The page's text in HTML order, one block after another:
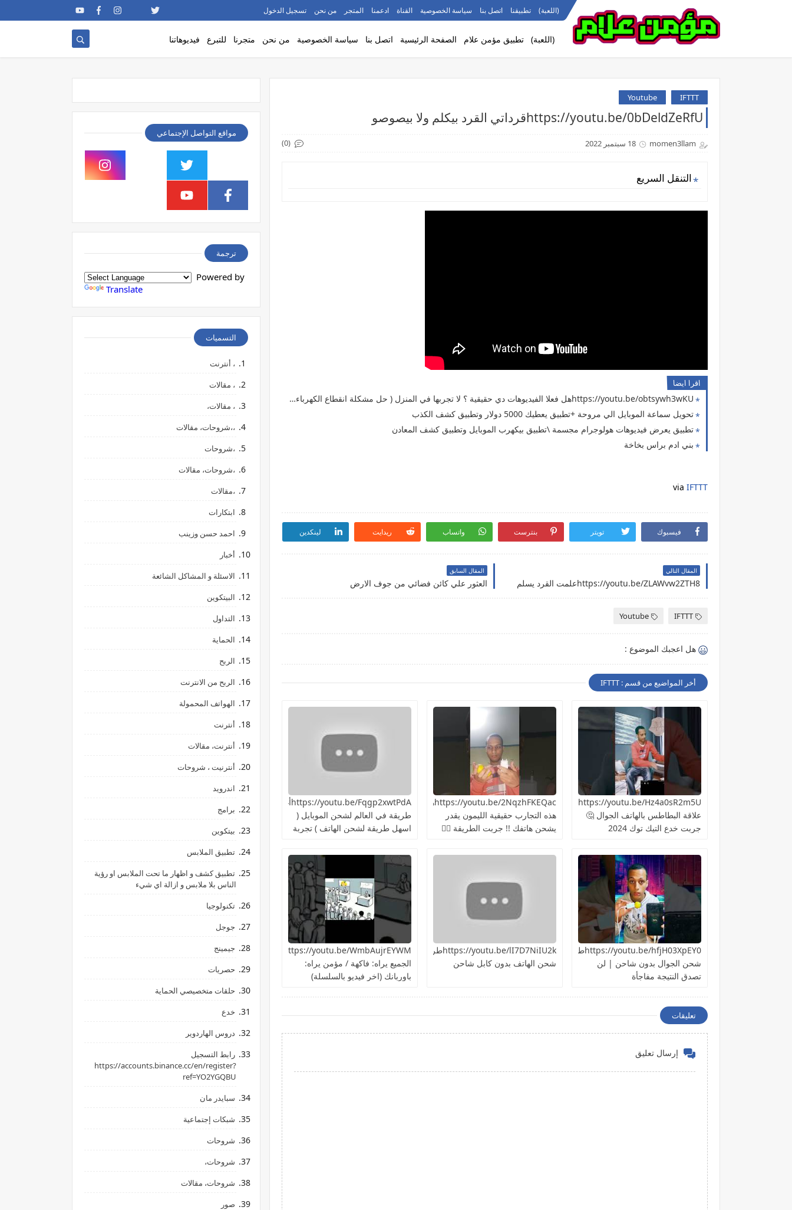
(اللعبة) تطبيقنا اتصل بنا سياسة الخصوصية القناة ادعمنا المتجر من نحن تسجيل الدخول
(اللعبة) تطبيق مؤمن علام الصفحة الرئيسية اتصل بنا سياسة الخصوصية من نحن متجرنا للتبرع فيديوهاتنا
IFTTT
Youtube
https://youtu.be/0bDeldZeRfUقرداتي القرد بيكلم ولا بيصوصو
momen3llam 18 سبتمبر 2022 (0)
التنقل السريع
اقرا ايضا
https://youtu.be/obtsywh3wKUهل فعلا الفيديوهات دي حقيقية ؟ لا تجربها في المنزل ( حل مشكلة انقطاع الكهرباء 9 )
تحويل سماعة الموبايل الي مروحة +تطبيق يعطيك 5000 دولار وتطبيق كشف الكذب
تطبيق يعرض فيديوهات هولوجرام مجسمة \تطبيق بيكهرب الموبايل وتطبيق كشف المعادن
بني ادم براس بخاخة
via IFTTT
فيسبوك تويتر بنترست واتساب ريدايت لينكدين
المقال التالي
https://youtu.be/ZLAWvw2ZTH8علمت القرد يسلم
المقال السابق
العثور علي كائن فضائي من جوف الارض
IFTTT
Youtube
هل اعجبك الموضوع :
أخر المواضيع من قسم : IFTTT
علاقة البطاطس بالهاتف الجوال 🤔
جربت خدع التيك توك 2024
https://youtu.be/2NqzhFKEQacهل
هذه التجارب حقيقية الليمون يقدر
يشحن هاتفك !! جربت الطريقة 👍🏻
https://youtu.be/Fqgp2xwtPdAأغرب
طريقة في العالم لشحن الموبايل (
اسهل طريقة لشحن الهاتف ) تجربة
https://youtu.be/hfjH03XpEY0طريقة
شحن الجوال بدون شاحن | لن
تصدق النتيجة مفاجأة
https://youtu.be/lI7D7NiIU2kطريقة
شحن الهاتف بدون كابل شاحن
الجميع يراه: فاكهة / مؤمن يراه:
باوربانك (اخر فيديو بالسلسلة)
تعليقات
إرسال تعليق
مواقع التواصل الإجتماعي
ترجمة
Powered by
Translate
التسميات
، أنترنت
، مقالات
، مقالات،
،،شروحات، مقالات
،شروحات
،شروحات، مقالات
،مقالات
ابتكارات
احمد حسن وزينب
أخبار
الاسئلة و المشاكل الشائعة
البيتكوين
التداول
الحماية
الربح
الربح من الانترنت
الهواتف المحمولة
أنترنت
أنترنت، مقالات
أنترنيت ، شروحات
اندرويد
برامج
بيتكوين
تطبيق الملابس
تطبيق كشف و اظهار ما تحت الملابس او رؤية
الناس بلا ملابس و ازالة اي شيء
تكنولوجيا
جوجل
جيمينج
حصريات
حلقات متخصيصي الحماية
خدع
دروس الهاردوير
رابط ‏التسجيل
‏https://accounts.binance.cc/en/register?
ref=YO2YGQBU ‏
سبايدر مان
شبكات إجتماعية
شروحات
شروحات،
شروحات، مقالات
صور